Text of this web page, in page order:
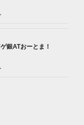
銀ATおーとま！